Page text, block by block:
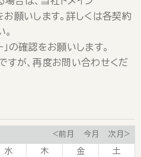
願いします。詳しくは各契約
の確認をお願いします。
すが、再度お問い合わせくだ
<前月 今月 次月>
水 木 金
土